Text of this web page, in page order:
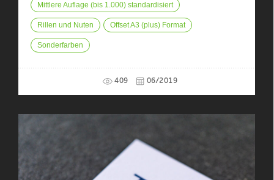
Mittlere Auflage (bis 1.000) standardisiert
Rillen und Nuten Offset A3 (plus) Format
Sonderfarben
409 06/2019